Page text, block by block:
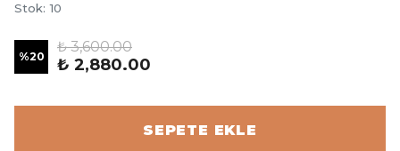
Stok: 10
%20
₺ 3,600.00
₺ 2,880.00
SEPETE EKLE